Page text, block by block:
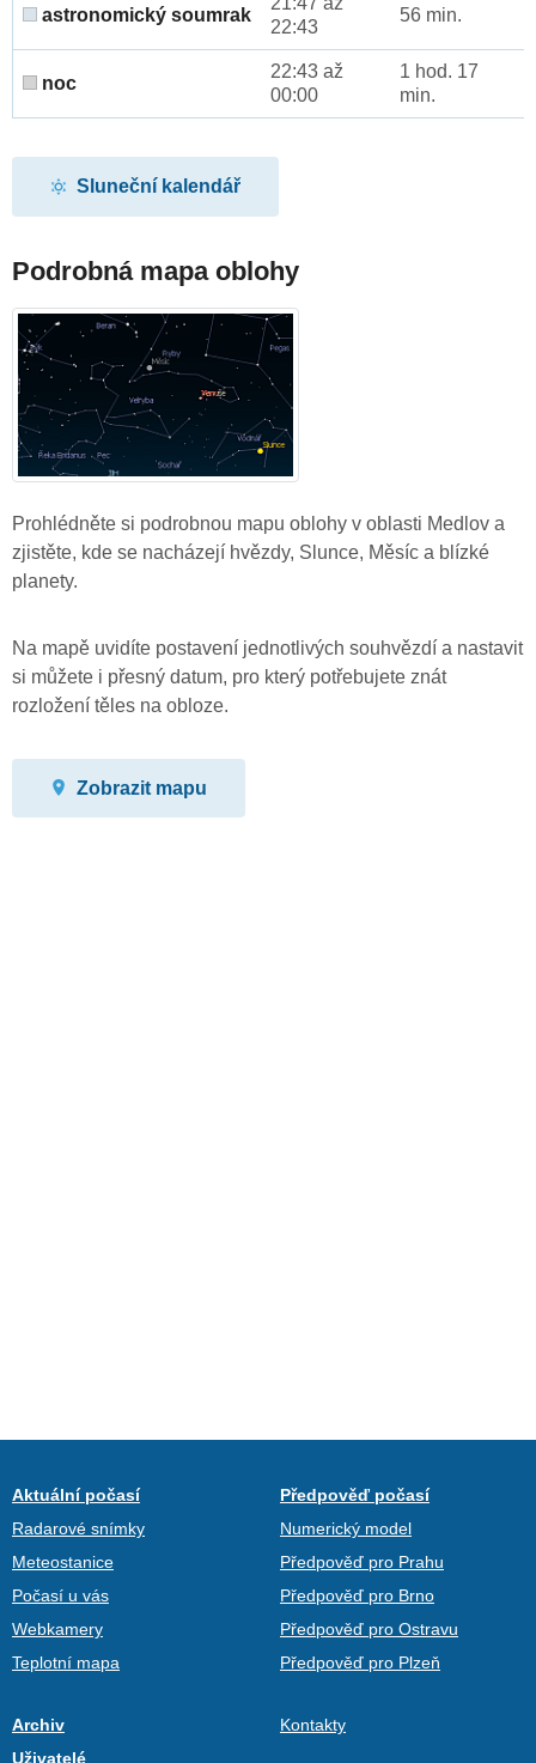
astronomický soumrak
22:43
56 min.
noc
22:43 až
00:00
1 hod. 17
min.
Sluneční kalendář
Podrobná mapa oblohy
Prohlédněte si podrobnou mapu oblohy v oblasti Medlov a
zjistěte, kde se nacházejí hvězdy, Slunce, Měsíc a blízké
planety.
Na mapě uvidíte postavení jednotlivých souhvězdí a nastavit
si můžete i přesný datum, pro který potřebujete znát
rozložení těles na obloze.
Zobrazit mapu
Aktuální počasí
Radarové snímky
Meteostanice
Počasí u vás
Webkamery
Teplotní mapa
Předpověď počasí
Numerický model
Předpověď pro Prahu
Předpověď pro Brno
Předpověď pro Ostravu
Předpověď pro Plzeň
Archiv
Uživatelé
Kontakty